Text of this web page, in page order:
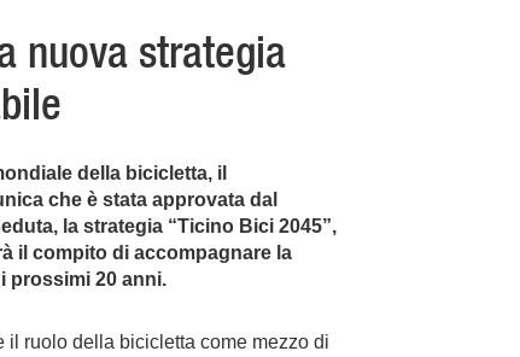
nuova strategia
della bicicletta, il
che è stata approvata dal
la strategia “Ticino Bici 2045”,
il compito di accompagnare la
prossimi 20 anni.
il ruolo della bicicletta come mezzo di